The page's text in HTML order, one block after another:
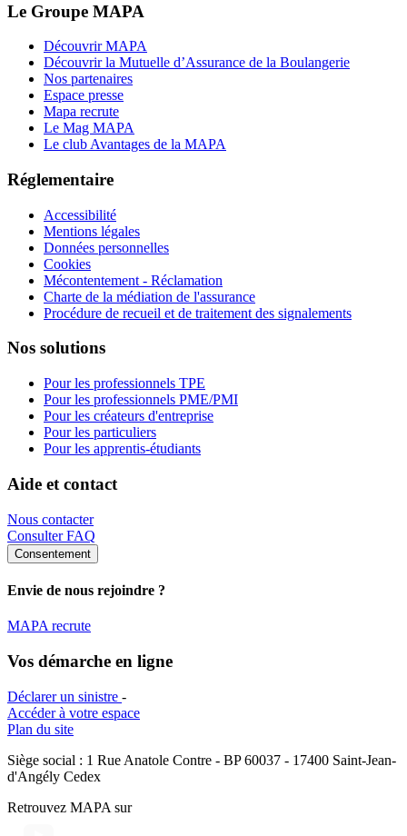
Le Groupe MAPA
Découvrir MAPA
Découvrir la Mutuelle d’Assurance de la Boulangerie
Nos partenaires
Espace presse
Mapa recrute
Le Mag MAPA
Le club Avantages de la MAPA
Réglementaire
Accessibilité
Mentions légales
Données personnelles
Cookies
Mécontentement - Réclamation
Charte de la médiation de l'assurance
Procédure de recueil et de traitement des signalements
Nos solutions
Pour les professionnels TPE
Pour les professionnels PME/PMI
Pour les créateurs d'entreprise
Pour les particuliers
Pour les apprentis-étudiants
Aide et contact
Nous contacter
Consulter FAQ
Consentement
Envie de nous rejoindre ?
MAPA recrute
Vos démarche en ligne
Déclarer un sinistre -
Accéder à votre espace
Plan du site
Siège social : 1 Rue Anatole Contre - BP 60037 - 17400 Saint-Jean-
d'Angély Cedex
Retrouvez MAPA sur